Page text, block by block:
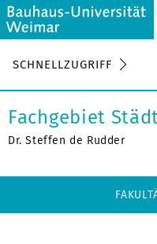
SCHNELLZUGRIFF
Fachgebiet
Dr. Steffen de Rudder